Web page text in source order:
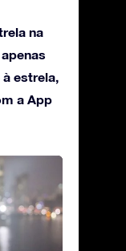
na
estrela,
a App